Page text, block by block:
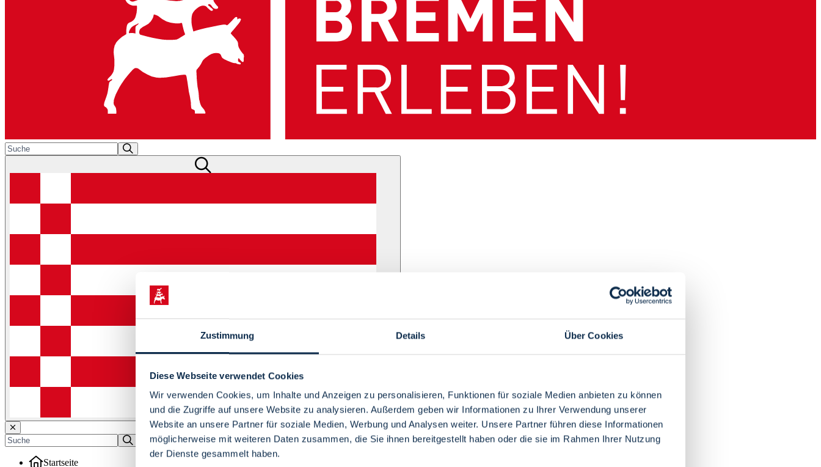
Zustimmung Details Über Cookies
Diese Webseite verwendet Cookies
Wir verwenden Cookies, um Inhalte und Anzeigen zu personalisieren, Funktionen für soziale Medien anbieten zu können
und die Zugriffe auf unsere Website zu analysieren. Außerdem geben wir Informationen zu Ihrer Verwendung unserer
Website an unsere Partner für soziale Medien, Werbung und Analysen weiter. Unsere Partner führen diese Informationen
möglicherweise mit weiteren Daten zusammen, die Sie ihnen bereitgestellt haben oder die sie im Rahmen Ihrer Nutzung
der Dienste gesammelt haben.
Menü
Startseite